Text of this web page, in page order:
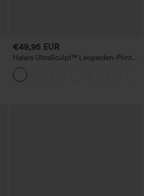
€49,95 EUR
Halara UltraSculpt™ Leoparden-Print
Yogahose, hoher Bund, bauchformend,
gerade geschnitten, mit Taschen